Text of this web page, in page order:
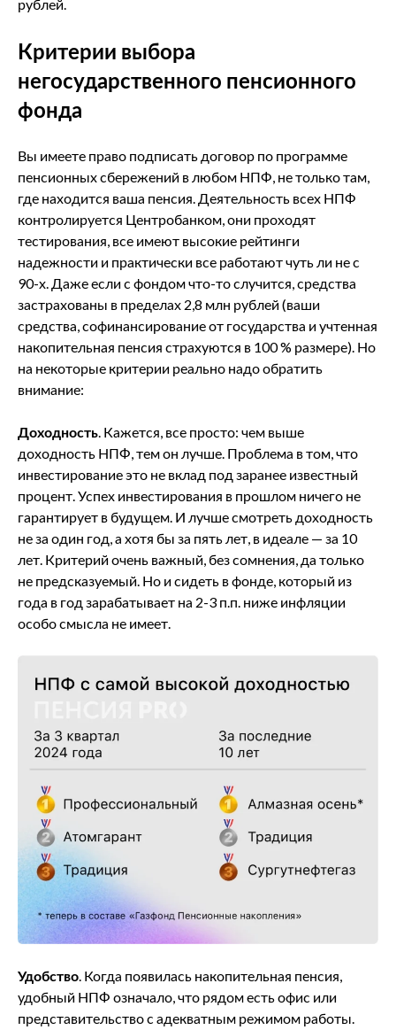
рублей.
Критерии выбора
негосударственного пенсионного
фонда
Вы имеете право подписать договор по программе
пенсионных сбережений в любом НПФ, не только там,
где находится ваша пенсия. Деятельность всех НПФ
контролируется Центробанком, они проходят
тестирования, все имеют высокие рейтинги
надежности и практически все работают чуть ли не с
90-х. Даже если с фондом что-то случится, средства
застрахованы в пределах 2,8 млн рублей (ваши
средства, софинансирование от государства и учтенная
накопительная пенсия страхуются в 100 % размере). Но
на некоторые критерии реально надо обратить
внимание:
Доходность. Кажется, все просто: чем выше
доходность НПФ, тем он лучше. Проблема в том, что
инвестирование это не вклад под заранее известный
процент. Успех инвестирования в прошлом ничего не
гарантирует в будущем. И лучше смотреть доходность
не за один год, а хотя бы за пять лет, в идеале — за 10
лет. Критерий очень важный, без сомнения, да только
не предсказуемый. Но и сидеть в фонде, который из
года в год зарабатывает на 2-3 п.п. ниже инфляции
особо смысла не имеет.
Удобство. Когда появилась накопительная пенсия,
удобный НПФ означало, что рядом есть офис или
представительство с адекватным режимом работы.